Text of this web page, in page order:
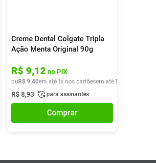
x deR$ 12,90
Creme Dental Colgate Tripla
Ação Menta Original 90g
R$ 9,12 no PIX
ou R$ 9,40em até 1x nos cartõesem até 1
R$8,93 para assinantes
Comprar